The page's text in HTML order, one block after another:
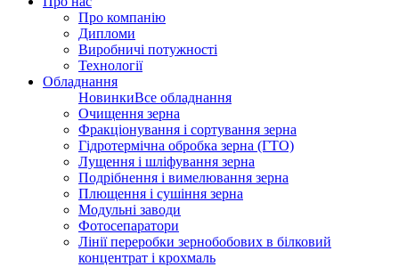
Про компанію
Дипломи
Виробничі потужності
Технології
Обладнання
НовинкиВсе обладнання
Очищення зерна
Фракціонування і сортування зерна
Гідротермічна обробка зерна (ГТО)
Лущення і шліфування зерна
Подрібнення і вимелювання зерна
Плющення і сушіння зерна
Модульні заводи
Фотосепаратори
Лінії переробки зернобобових в білковий
концентрат і крохмаль